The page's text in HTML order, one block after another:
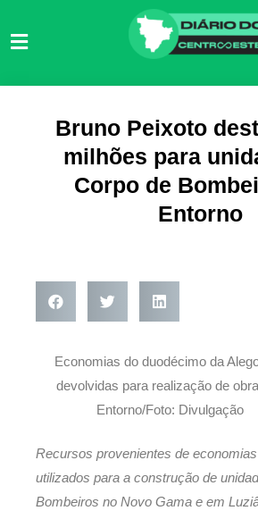
para
Bruno Peixoto
milhões para
Corpo de
Entorno
Economias do duodécimo da
devolvidas para realização de
Entorno/Foto: Divulgação
Recursos provenientes de
utilizados para a construção de
Bombeiros no Novo Gama e em